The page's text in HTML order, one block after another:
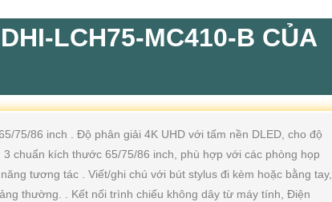
LCH75-MC410-B CỦA
75/86 inch . Độ phân giải 4K UHD với tấm nền DLED, cho độ
chuẩn kích thước 65/75/86 inch, phù hợp với các phòng họp
tương tác . Viết/ghi chú với bút stylus đi kèm hoặc bằng tay,
thường. . Kết nối trình chiếu không dây từ máy tính, Điện